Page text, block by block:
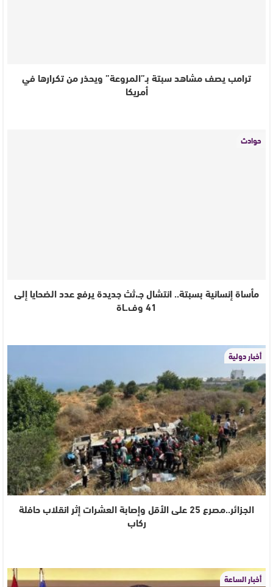
ترامب يصف مشاهد سبتة بـ”المروعة” ويحذر من تكرارها في
أمريكا
حوادث
مأساة إنسانية بسبتة.. انتشال جـ،ثث جديدة يرفع عدد الضحايا إلى
41 وف.ـاة
أخبار دولية
الجزائر..مصرع 25 على الأقل وإصابة العشرات إثر انقلاب حافلة
ركاب
أخبار الساعة